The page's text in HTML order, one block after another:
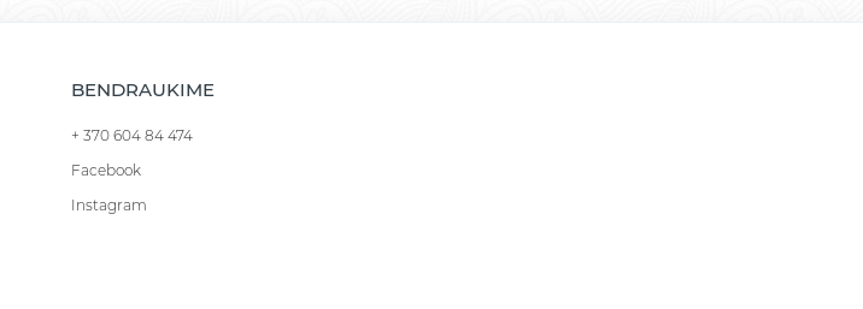
BENDRAUKIME
+ 370 604 84 474
Facebook
Instagram